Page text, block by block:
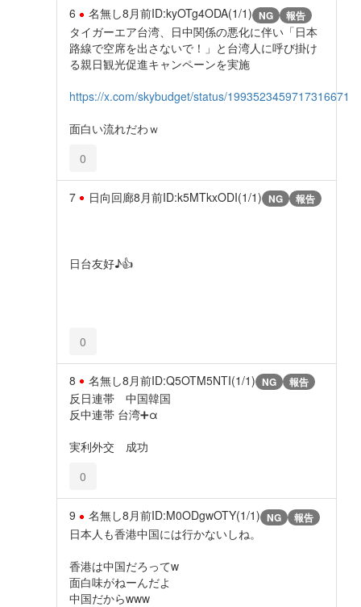
6 名無し8月前ID:kyOTg4ODA(1/1) NG 報告
タイガーエア台湾、日中関係の悪化に伴い「日本
路線で空席を出さないで！」と台湾人に呼び掛け
る親日観光促進キャンペーンを実施
https://x.com/skybudget/status/1993523459717316671
面白い流れだわｗ
0
7 日向回廊8月前ID:k5MTkxODI(1/1) NG 報告
日台友好♪👍
0
8 名無し8月前ID:Q5OTM5NTI(1/1) NG 報告
反日連帯 中国韓国
反中連帯 台湾➕α
実利外交 成功
0
9 名無し8月前ID:M0ODgwOTY(1/1) NG 報告
日本人も香港中国には行かないしね。
香港は中国だろってw
面白味がねーんだよ
中国だからwww